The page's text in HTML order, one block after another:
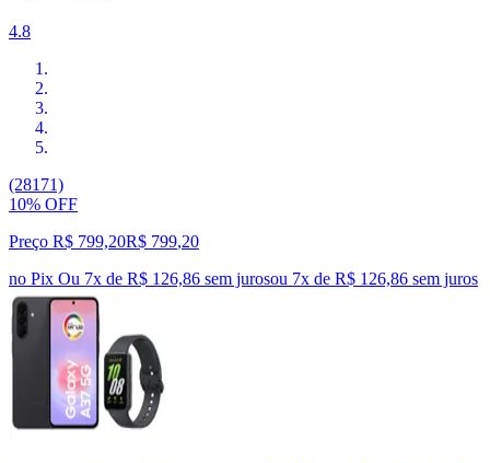
4.8
(28171)
10% OFF
Preço R$ 799,20R$ 799,20
no Pix Ou 7x de R$ 126,86 sem jurosou 7x de R$ 126,86 sem juros